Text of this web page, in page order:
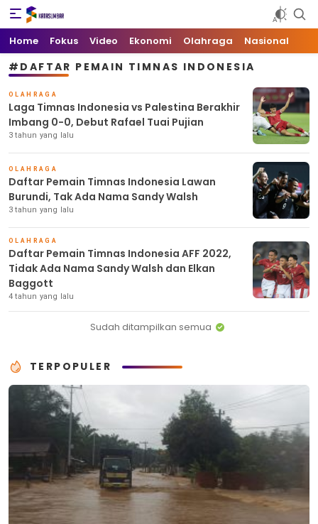
Kata Sumbar
Berita Sumbar Hari Ini
Home Fokus Video Ekonomi Olahraga Nasional
#DAFTAR PEMAIN TIMNAS INDONESIA
OLAHRAGA
Laga Timnas Indonesia vs Palestina Berakhir
Imbang 0-0, Debut Rafael Tuai Pujian
3 tahun yang lalu
OLAHRAGA
Daftar Pemain Timnas Indonesia Lawan
Burundi, Tak Ada Nama Sandy Walsh
3 tahun yang lalu
OLAHRAGA
Daftar Pemain Timnas Indonesia AFF 2022,
Tidak Ada Nama Sandy Walsh dan Elkan
Baggott
4 tahun yang lalu
Sudah ditampilkan semua
TERPOPULER